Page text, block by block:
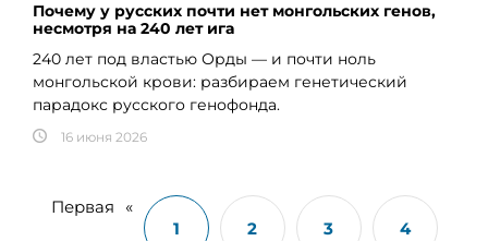
Почему у русских почти нет монгольских генов,
несмотря на 240 лет ига
240 лет под властью Орды — и почти ноль
монгольской крови: разбираем генетический
парадокс русского генофонда.
16 июня 2026
Первая
«
1
2 3 4